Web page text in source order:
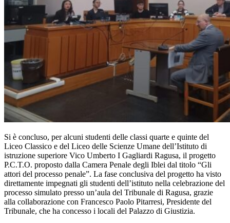
Si è concluso, per alcuni studenti delle classi quarte e quinte del
Liceo Classico e del Liceo delle Scienze Umane dell’Istituto di
istruzione superiore Vico Umberto I Gagliardi Ragusa, il progetto
P.C.T.O. proposto dalla Camera Penale degli Iblei dal titolo “Gli
attori del processo penale”. La fase conclusiva del progetto ha visto
direttamente impegnati gli studenti dell’istituto nella celebrazione del
processo simulato presso un’aula del Tribunale di Ragusa, grazie
alla collaborazione con Francesco Paolo Pitarresi, Presidente del
Tribunale, che ha concesso i locali del Palazzo di Giustizia.